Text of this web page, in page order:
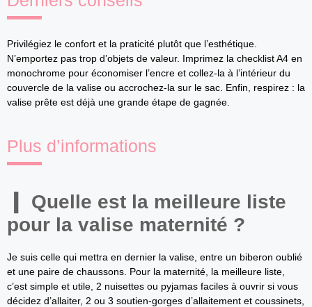
Privilégiez le confort et la praticité plutôt que l’esthétique.
N’emportez pas trop d’objets de valeur. Imprimez la checklist A4 en
monochrome pour économiser l’encre et collez-la à l’intérieur du
couvercle de la valise ou accrochez-la sur le sac. Enfin, respirez : la
valise prête est déjà une grande étape de gagnée.
Plus d’informations
Quelle est la meilleure liste
pour la valise maternité ?
Je suis celle qui mettra en dernier la valise, entre un biberon oublié
et une paire de chaussons. Pour la maternité, la meilleure liste,
c’est simple et utile, 2 nuisettes ou pyjamas faciles à ouvrir si vous
décidez d’allaiter, 2 ou 3 soutien-gorges d’allaitement et coussinets,